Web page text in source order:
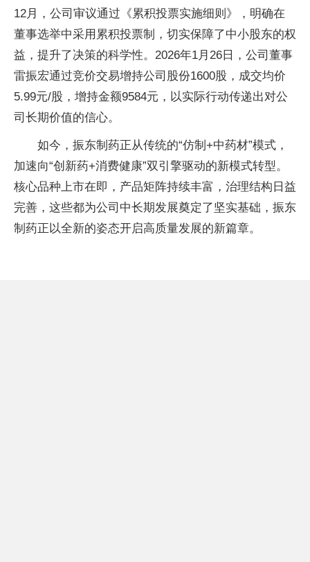
12月，公司审议通过《累积投票实施细则》，明确在
董事选举中采用累积投票制，切实保障了中小股东的权
益，提升了决策的科学性。2026年1月26日，公司董事
雷振宏通过竞价交易增持公司股份1600股，成交均价
5.99元/股，增持金额9584元，以实际行动传递出对公
司长期价值的信心。
如今，振东制药正从传统的“仿制+中药材”模式，
加速向“创新药+消费健康”双引擎驱动的新模式转型。
核心品种上市在即，产品矩阵持续丰富，治理结构日益
完善，这些都为公司中长期发展奠定了坚实基础，振东
制药正以全新的姿态开启高质量发展的新篇章。